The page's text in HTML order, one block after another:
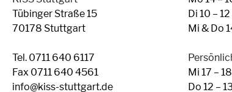
Tübinger Straße 15
70178 Stuttgart
Tel. 0711 640 6117
Fax 0711 640 4561
info@kiss-stuttgart.de
Di 10 –
Mi & Do
Mi 17 –
Do 12 –